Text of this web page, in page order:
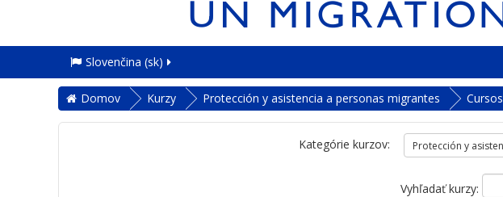
Slovenčina ‎(sk)‎
Domov Kurzy Protección y asistencia a personas migrantes Cursos
Kategórie kurzov:
Vyhľadať kurzy: